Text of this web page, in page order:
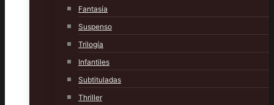
Fantasía
Suspenso
Trilogía
Infantiles
Subtituladas
Thriller